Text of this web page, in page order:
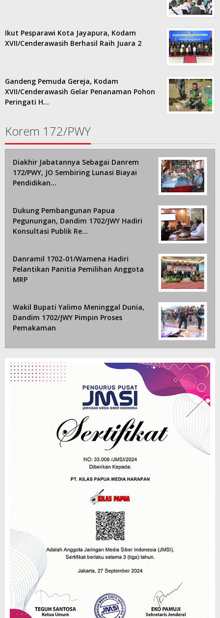
Ikut Pesparawi Kota Jayapura, Kodam
XVII/Cenderawasih Berhasil Raih Juara 2
Gandeng Pemuda Gereja, Kodam
XVII/Cenderawasih Gelar Penanaman Pohon
Peringati H…
Korem 172/PWY
Diakhir Jabatannya Sebagai Danrem
172/PWY, JO Sembiring Lunasi Biayai
Pendidikan…
Dukung Pembangunan Papua
Pegunungan, Dandim 1702/JWY Hadiri
Konsultasi Publik Re…
Danramil 1702-01/Wamena Hadiri
Pelantikan Panitia Pemilihan Anggota
MRP
Wakil Bupati Yalimo Meninggal Dunia,
Dandim 1702/JWY Pimpin Proses
Pemakaman